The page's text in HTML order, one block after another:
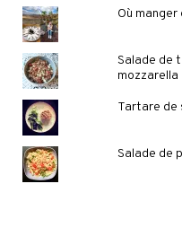
Où
Salade de
mozzarella
Tartare de
Salade de